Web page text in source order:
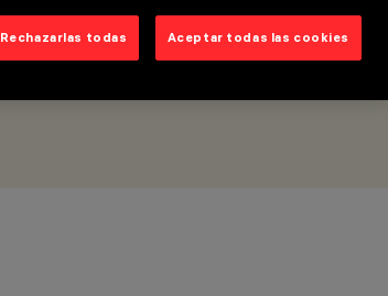
Rechazarlas todas Aceptar todas las cookies